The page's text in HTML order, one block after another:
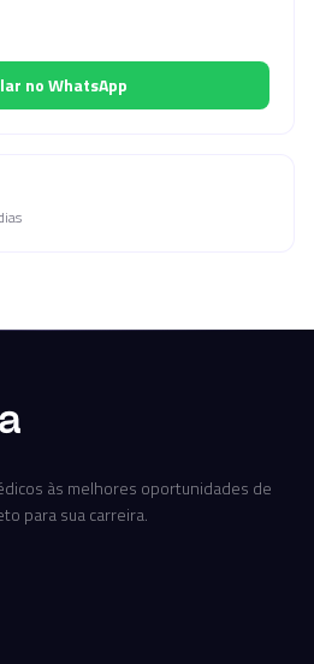
no WhatsApp
às melhores oportunidades de
para sua carreira.